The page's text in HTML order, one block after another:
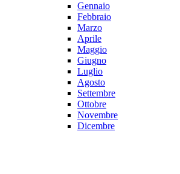
Gennaio
Febbraio
Marzo
Aprile
Maggio
Giugno
Luglio
Agosto
Settembre
Ottobre
Novembre
Dicembre